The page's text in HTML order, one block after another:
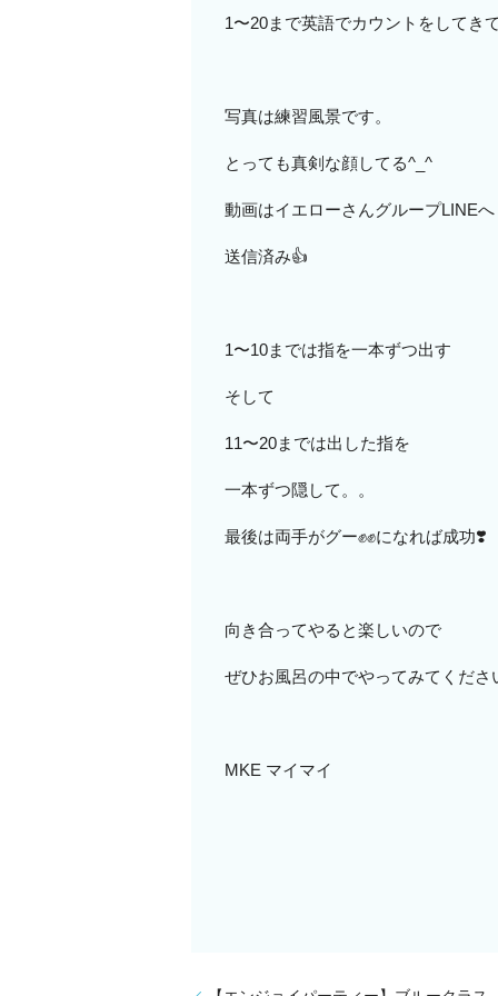
1〜20まで英語でカウントをしてき
写真は練習風景です。
とっても真剣な顔してる^_^
動画はイエローさんグループLINEへ
送信済み👍
1〜10までは指を一本ずつ出す
そして
11〜20までは出した指を
一本ずつ隠して。。
最後は両手がグー✊✊になれば成功❣️
向き合ってやると楽しいので
ぜひお風呂の中でやってみてくださ
MKE マイマイ